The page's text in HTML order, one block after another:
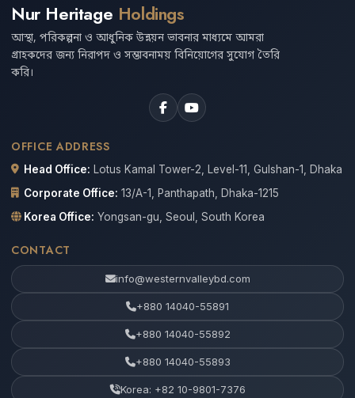
Nur Heritage Holdings
আস্থা, পরিকল্পনা ও আধুনিক উন্নয়ন ভাবনার মাধ্যমে আমরা
গ্রাহকদের জন্য নিরাপদ ও সম্ভাবনাময় বিনিয়োগের সুযোগ তৈরি
করি।
OFFICE ADDRESS
Head Office: Lotus Kamal Tower-2, Level-11, Gulshan-1, Dhaka
Corporate Office: 13/A-1, Panthapath, Dhaka-1215
Korea Office: Yongsan-gu, Seoul, South Korea
CONTACT
info@westernvalleybd.com
+880 14040-55891
+880 14040-55892
+880 14040-55893
Korea: +82 10-9801-7376